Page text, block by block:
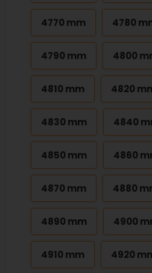
4770 mm 4780
4790 mm 4800
4810 mm 4820
4830 mm 4840
4850 mm 4860
4870 mm 4880
4890 mm 4900
4910 mm 4920